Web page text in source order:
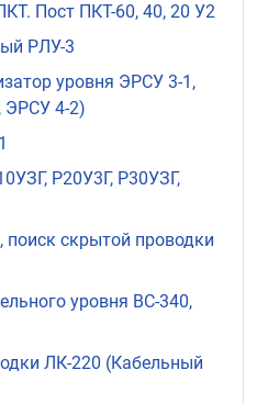
Пост ПКТ-60, 40, 20 У2
РЛУ-3
уровня ЭРСУ 3-1,
ЭРСУ 4-2)
Р20У3Г, Р30УЗГ,
поиск скрытой проводки
уровня ВС-340,
ЛК-220 (Кабельный